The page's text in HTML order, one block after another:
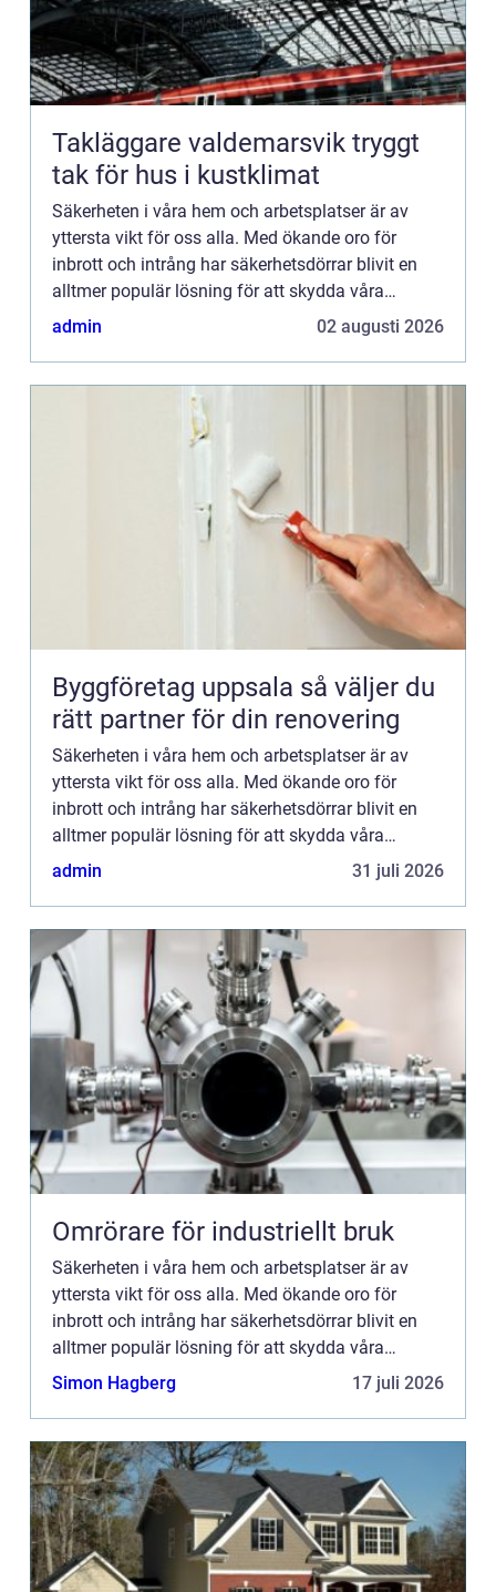
Takläggare valdemarsvik tryggt
tak för hus i kustklimat
Säkerheten i våra hem och arbetsplatser är av
yttersta vikt för oss alla. Med ökande oro för
inbrott och intrång har säkerhetsdörrar blivit en
alltmer populär lösning för att skydda våra
ägodelar och vårt välbefinnande. I denna artikel
admin 02 augusti 2026
Byggföretag uppsala så väljer du
rätt partner för din renovering
Säkerheten i våra hem och arbetsplatser är av
yttersta vikt för oss alla. Med ökande oro för
inbrott och intrång har säkerhetsdörrar blivit en
alltmer populär lösning för att skydda våra
ägodelar och vårt välbefinnande. I denna artikel
admin 31 juli 2026
Omrörare för industriellt bruk
Säkerheten i våra hem och arbetsplatser är av
yttersta vikt för oss alla. Med ökande oro för
inbrott och intrång har säkerhetsdörrar blivit en
alltmer populär lösning för att skydda våra
ägodelar och vårt välbefinnande. I denna artikel
Simon Hagberg 17 juli 2026